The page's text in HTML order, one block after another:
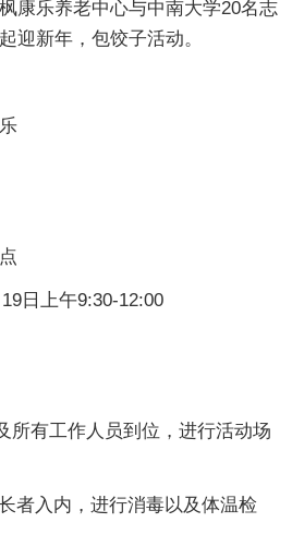
康乐养老中心与中南大学20名志
迎新年，包饺子活动。
日上午9:30-12:00
有工作人员到位，进行活动场
入内，进行消毒以及体温检